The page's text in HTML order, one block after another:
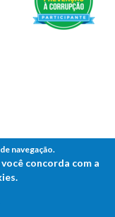
navegação.
concorda com a